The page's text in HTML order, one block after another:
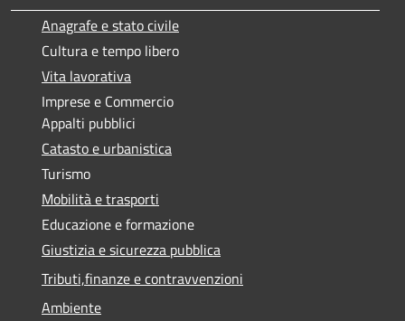
Anagrafe e stato civile
Cultura e tempo libero
Vita lavorativa
Imprese e Commercio
Appalti pubblici
Catasto e urbanistica
Turismo
Mobilità e trasporti
Educazione e formazione
Giustizia e sicurezza pubblica
Tributi,finanze e contravvenzioni
Ambiente